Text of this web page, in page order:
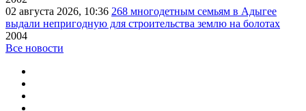
02 августа 2026, 10:36 268 многодетным семьям в Адыгее
выдали непригодную для строительства землю на болотах
2004
Все новости